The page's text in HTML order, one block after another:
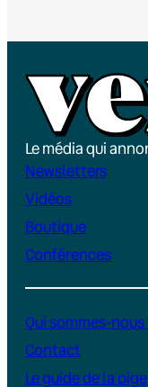
Le média qui
Newsletters
Vidéos
Boutique
Conférences
Qui sommes-nous
Contact
Le guide de la pige